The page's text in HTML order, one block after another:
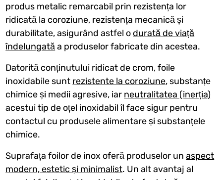
produs metalic remarcabil prin rezistența lor
ridicată la coroziune, rezistența mecanică și
durabilitate, asigurând astfel o durată de viață
îndelungatăa produselor fabricate din acestea.
Datorită conținutului ridicat de crom, foile
inoxidabile sunt rezistente la coroziune, substanțe
chimice și medii agresive, iar neutralitatea (inerția)
acestui tip de oțel inoxidabil îl face sigur pentru
contactul cu produsele alimentare și substanțele
chimice.
Suprafața foilor de inox oferă produselor unaspect
modern, estetic și minimalist. Un alt avantaj al